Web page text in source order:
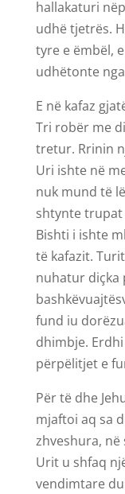
hallakaturi
udhë tjetrës.
tyre e ëmbël,
udhëtonte
E në kafaz
Tri robër me
tretur. Rrinin
Uri ishte në
nuk mund të
shtynte trupat
Bishti i ishte
të kafazit.
nuhatur
fund iu
dhimbje.
përpëlitjet e
Për të dhe
mjaftoi aq sa
zhveshura,
Urit u shfaq
vendimtare